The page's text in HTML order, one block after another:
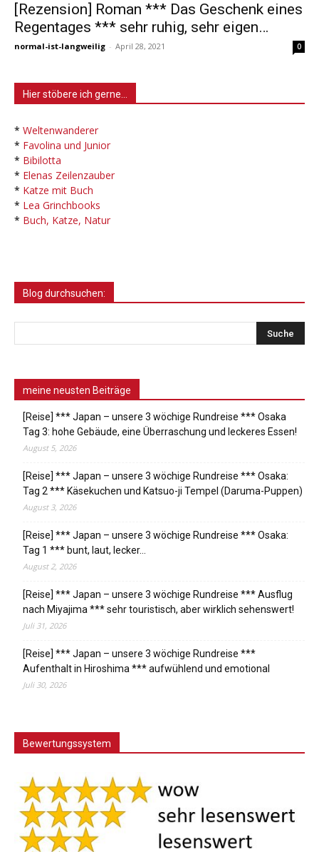
[Rezension] Roman *** Das Geschenk eines
Regentages *** sehr ruhig, sehr eigen…
normal-ist-langweilig - April 28, 2021 0
Hier stöbere ich gerne…
* Weltenwanderer
* Favolina und Junior
* Bibilotta
* Elenas Zeilenzauber
* Katze mit Buch
* Lea Grinchbooks
* Buch, Katze, Natur
Blog durchsuchen:
meine neusten Beiträge
[Reise] *** Japan – unsere 3 wöchige Rundreise *** Osaka
Tag 3: hohe Gebäude, eine Überraschung und leckeres Essen!
August 5, 2026
[Reise] *** Japan – unsere 3 wöchige Rundreise *** Osaka:
Tag 2 *** Käsekuchen und Katsuo-ji Tempel (Daruma-Puppen)
August 3, 2026
[Reise] *** Japan – unsere 3 wöchige Rundreise *** Osaka:
Tag 1 *** bunt, laut, lecker…
August 2, 2026
[Reise] *** Japan – unsere 3 wöchige Rundreise *** Ausflug
nach Miyajima *** sehr touristisch, aber wirklich sehenswert!
Juli 31, 2026
[Reise] *** Japan – unsere 3 wöchige Rundreise ***
Aufenthalt in Hiroshima *** aufwühlend und emotional
Juli 30, 2026
Bewertungssystem